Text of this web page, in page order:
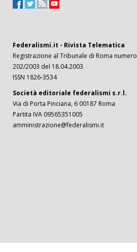
Federalismi.it - Rivista Telematica
Registrazione al Tribunale di Roma numero
202/2003 del 18.04.2003
ISSN 1826-3534
Società editoriale federalismi s.r.l.
Via di Porta Pinciana, 6 00187 Roma
Partita IVA 09565351005
amministrazione@federalismi.it